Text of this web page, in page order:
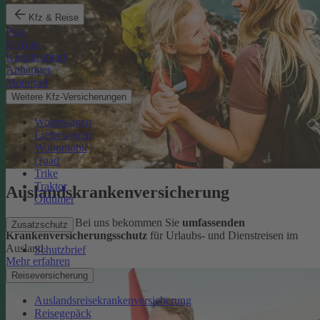
Kfz & Reise
Pkw
E-Auto
Kleinkraftrad
Anhänger
Motorrad
Weitere Kfz-Versicherungen
Wohnwagen
Lieferwagen
Wohnmobil
Quad
Trike
Traktor
Oldtimer
Zusatzschutz
Schutzbrief
Reiseversicherung
Auslandsreisekrankenversicherung
Reisegepäck
Auslandskrankenversicherung
Sorglos reisen: Bei uns bekommen Sie umfassenden
Krankenversicherungsschutz für Urlaubs- und Dienstreisen im
Ausland.
Mehr erfahren